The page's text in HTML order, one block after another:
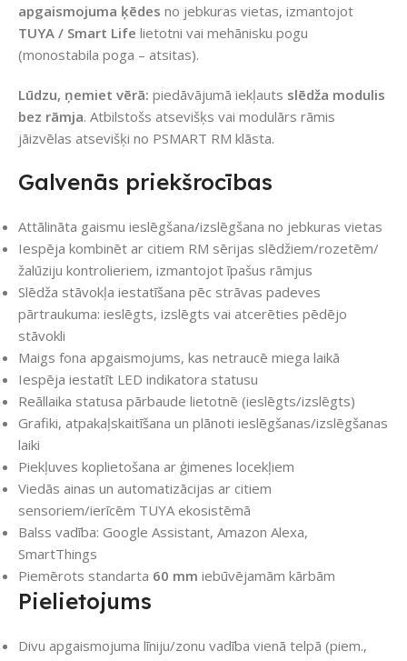
apgaismojuma ķēdes no jebkuras vietas, izmantojot
TUYA / Smart Life lietotni vai mehānisku pogu
(monostabila poga – atsitas).
Lūdzu, ņemiet vērā: piedāvājumā iekļauts slēdža modulis
bez rāmja. Atbilstošs atsevišķs vai modulārs rāmis
jāizvēlas atsevišķi no PSMART RM klāsta.
Galvenās priekšrocības
Attālināta gaismu ieslēgšana/izslēgšana no jebkuras vietas
Iespēja kombinēt ar citiem RM sērijas slēdžiem/rozetēm/
žalūziju kontrolieriem, izmantojot īpašus rāmjus
Slēdža stāvokļa iestatīšana pēc strāvas padeves
pārtraukuma: ieslēgts, izslēgts vai atcerēties pēdējo
stāvokli
Maigs fona apgaismojums, kas netraucē miega laikā
Iespēja iestatīt LED indikatora statusu
Reāllaika statusa pārbaude lietotnē (ieslēgts/izslēgts)
Grafiki, atpakaļskaitīšana un plānoti ieslēgšanas/izslēgšanas
laiki
Piekļuves koplietošana ar ģimenes locekļiem
Viedās ainas un automatizācijas ar citiem
sensoriem/ierīcēm TUYA ekosistēmā
Balss vadība: Google Assistant, Amazon Alexa,
SmartThings
Piemērots standarta 60 mm iebūvējamām kārbām
Pielietojums
Divu apgaismojuma līniju/zonu vadība vienā telpā (piem.,